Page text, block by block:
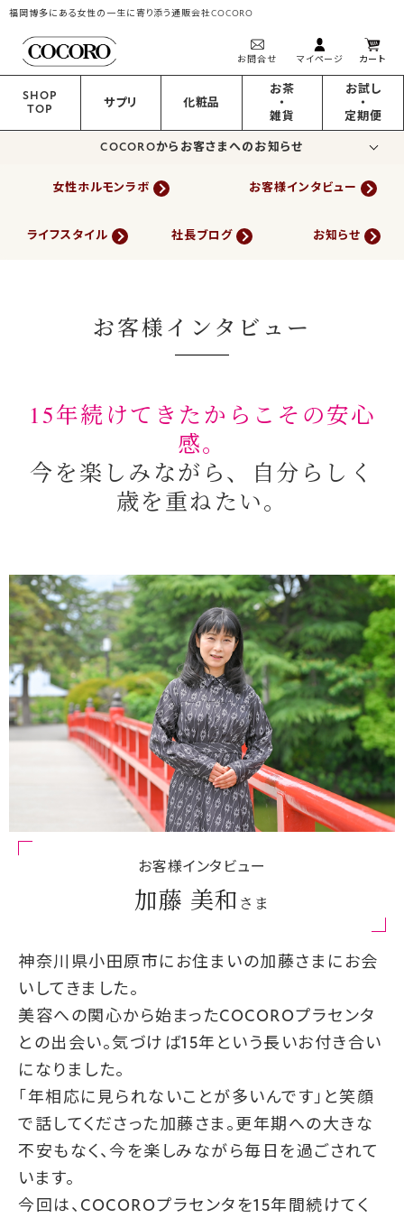
福岡博多にある女性の一生に寄り添う通販会社COCORO
お問合せ マイページ カート
SHOP
TOP
サプリ 化粧品
お茶
・
雑貨
お試し
・
定期便
COCOROからお客さまへのお知らせ
女性ホルモンラボ お客様インタビュー
ライフスタイル 社長ブログ お知らせ
お客様インタビュー
15年続けてきたからこその安心
感。
今を楽しみながら、自分らしく
歳を重ねたい。
お客様インタビュー
加藤 美和 さま
神奈川県小田原市にお住まいの加藤さまにお会
いしてきました。
美容への関心から始まったCOCOROプラセンタ
との出会い。気づけば15年という長いお付き合い
になりました。
「年相応に見られないことが多いんです」と笑顔
で話してくださった加藤さま。更年期への大きな
不安もなく、今を楽しみながら毎日を過ごされて
います。
今回は、COCOROプラセンタを15年間続けてく